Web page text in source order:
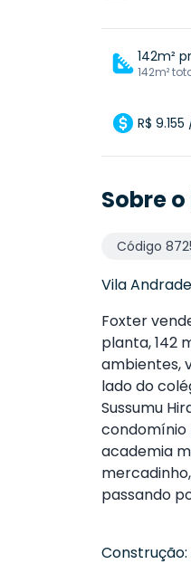
142m²
142m²
R$
Sobre
Código
Vila Andrade
Foxter
planta, 142
ambientes,
lado do
Sussumu
condomínio
academia
passando
Construção: